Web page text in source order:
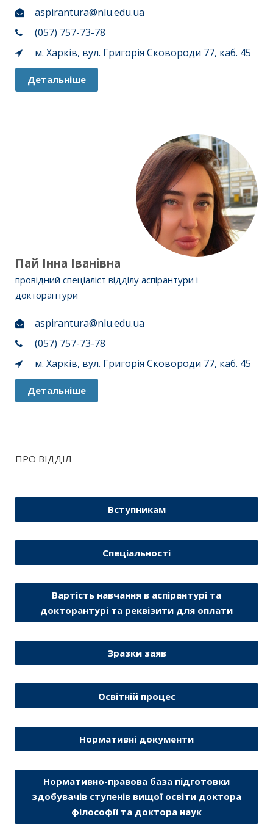
aspirantura@nlu.edu.ua
(057) 757-73-78
м. Харків, вул. Григорія Сковороди 77, каб. 45
Детальніше
Пай Інна Іванівна
провідний спеціаліст відділу аспірантури і
докторантури
aspirantura@nlu.edu.ua
(057) 757-73-78
м. Харків, вул. Григорія Сковороди 77, каб. 45
Детальніше
ПРО ВІДДІЛ
Вступникам
Спеціальності
Вартість навчання в аспірантурі та
докторантурі та реквізити для оплати
Зразки заяв
Освітній процес
Нормативні документи
Нормативно-правова база підготовки
здобувачів ступенів вищої освіти доктора
філософії та доктора наук